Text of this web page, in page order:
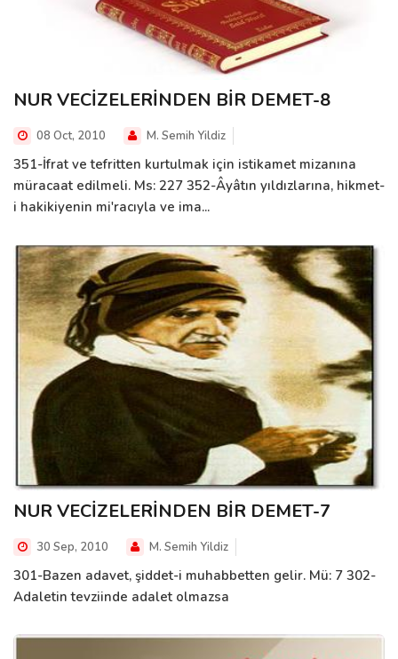
NUR VECİZELERİNDEN BİR DEMET-8
08 Oct, 2010 M. Semih Yildiz
351-İfrat ve tefritten kurtulmak için istikamet mizanına
müracaat edilmeli. Ms: 227 352-Âyâtın yıldızlarına, hikmet-
i hakikiyenin mi'racıyla ve ima...
NUR VECİZELERİNDEN BİR DEMET-7
30 Sep, 2010 M. Semih Yildiz
301-Bazen adavet, şiddet-i muhabbetten gelir. Mü: 7 302-
Adaletin tevziinde adalet olmazsa